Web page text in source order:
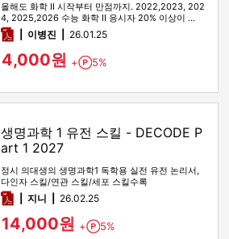
올해도 화학 II 시작부터 만점까지. 2022,2023, 202
4, 2025,2026 수능 화학 II 응시자 20% 이상이 …
pdf이병진 26.01.25
4,000원 + Point
5%
생명과학 1 유전 스킬 - DECODE P
art 1 2027
정시 의대생의 생명과학1 독학용 실전 유전 논리서,
다인자 스킬/연관 스킬/세포 스킬수록
pdf지니 26.02.25
14,000원 + Point
5%